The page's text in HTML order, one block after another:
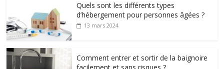
Quels sont les différents types
d’hébergement pour personnes âgées ?
13 mars 2024
Comment entrer et sortir de la baignoire